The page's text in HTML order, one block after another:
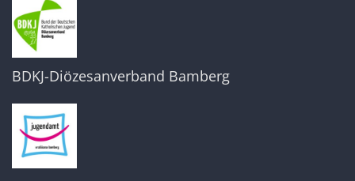
BDKJ-Diözesanverband Bamberg